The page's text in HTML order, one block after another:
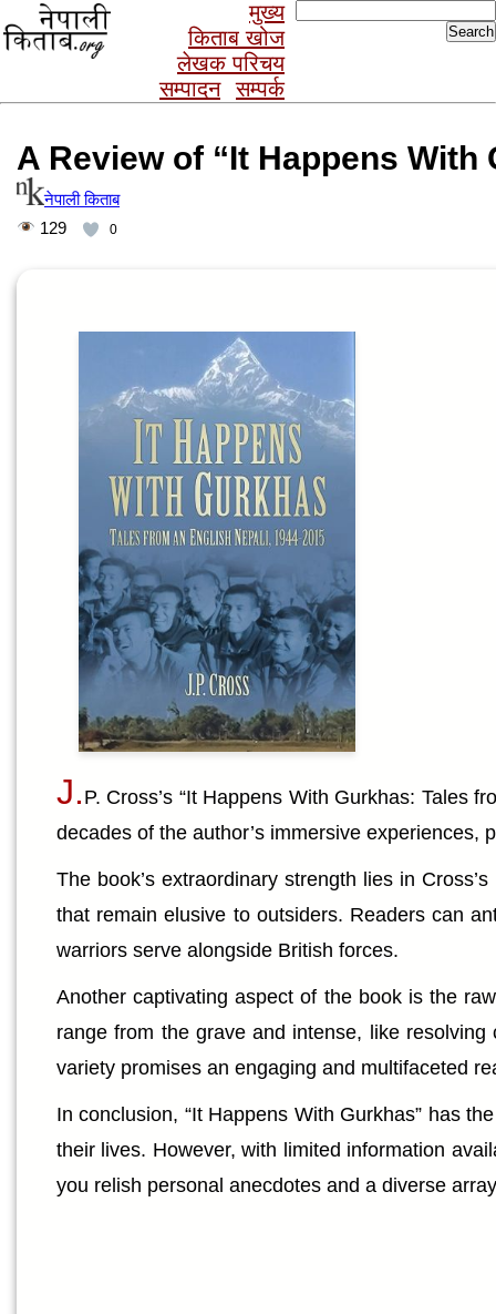
मुख्य
किताब खोज
लेखक परिचय
सम्पादन
सम्पर्क
for:
A Review of “It Happens With
नेपाली किताब
129
0
J. P. Cross’s “It Happens With Gurkhas: Tales
decades of the author’s immersive
The book’s extraordinary strength lies in
that remain elusive to outsiders. Readers can
warriors serve alongside British forces.
Another captivating aspect of the book is the
range from the grave and intense, like
variety promises an engaging and multifaceted
In conclusion, “It Happens With Gurkhas” has
their lives. However, with limited information
you relish personal anecdotes and a diverse